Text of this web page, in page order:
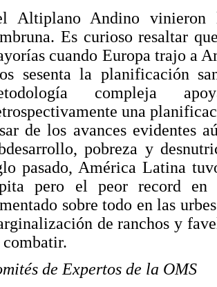
Altiplano Andino vinieron
Es curioso resaltar
cuando Europa trajo a
sesenta la planificación
compleja
una
de los avances evidentes
pobreza y
pasado, América Latina
pero el peor record en
sobre todo en las
de ranchos y
combatir.
de Expertos de la OMS